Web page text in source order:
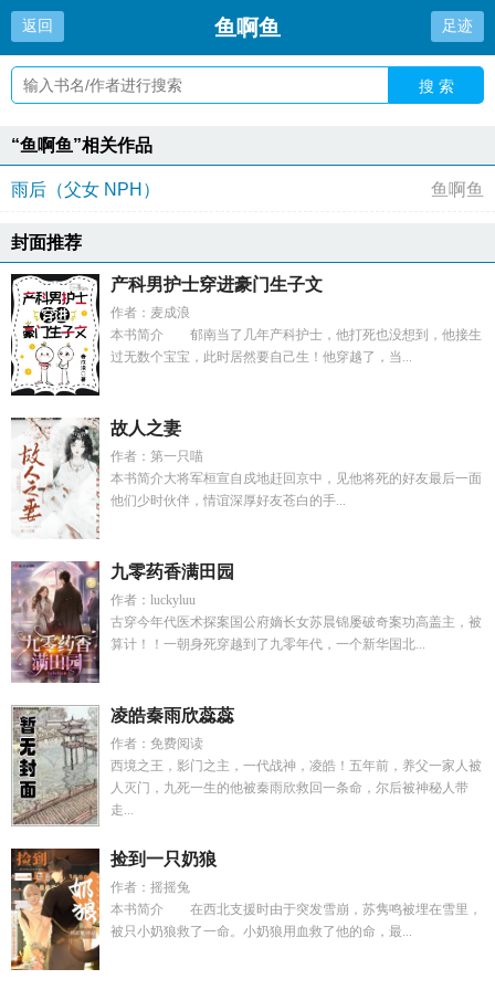
返回 鱼啊鱼 足迹
搜 索
“鱼啊鱼”相关作品
雨后（父女 NPH） 鱼啊鱼
封面推荐
产科男护士穿进豪门生子文
作者：麦成浪
本书简介 郁南当了几年产科护士，他打死也没想到，他接生
过无数个宝宝，此时居然要自己生！他穿越了，当...
故人之妻
作者：第一只喵
本书简介大将军桓宣自戍地赶回京中，见他将死的好友最后一面
他们少时伙伴，情谊深厚好友苍白的手...
九零药香满田园
作者：luckyluu
古穿今年代医术探案国公府嫡长女苏晨锦屡破奇案功高盖主，被
算计！！一朝身死穿越到了九零年代，一个新华国北...
凌皓秦雨欣蕊蕊
作者：免费阅读
西境之王，影门之主，一代战神，凌皓！五年前，养父一家人被
人灭门，九死一生的他被秦雨欣救回一条命，尔后被神秘人带
走...
捡到一只奶狼
作者：摇摇兔
本书简介 在西北支援时由于突发雪崩，苏隽鸣被埋在雪里，
被只小奶狼救了一命。小奶狼用血救了他的命，最...